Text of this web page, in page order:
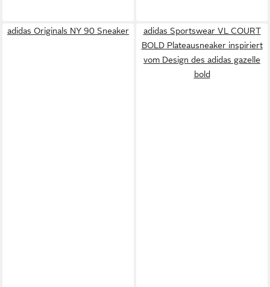
adidas Originals NY 90 Sneaker
adidas Sportswear VL COURT
BOLD Plateausneaker inspiriert
vom Design des adidas gazelle
bold